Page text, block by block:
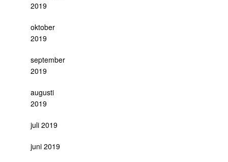
2019
oktober
2019
september
2019
augusti
2019
juli 2019
juni 2019